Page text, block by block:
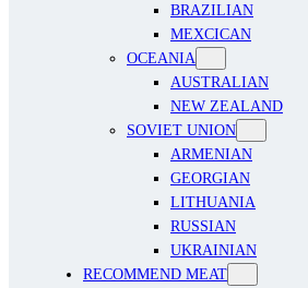
BRAZILIAN
MEXCICAN
OCEANIA
AUSTRALIAN
NEW ZEALAND
SOVIET UNION
ARMENIAN
GEORGIAN
LITHUANIA
RUSSIAN
UKRAINIAN
RECOMMEND MEAT